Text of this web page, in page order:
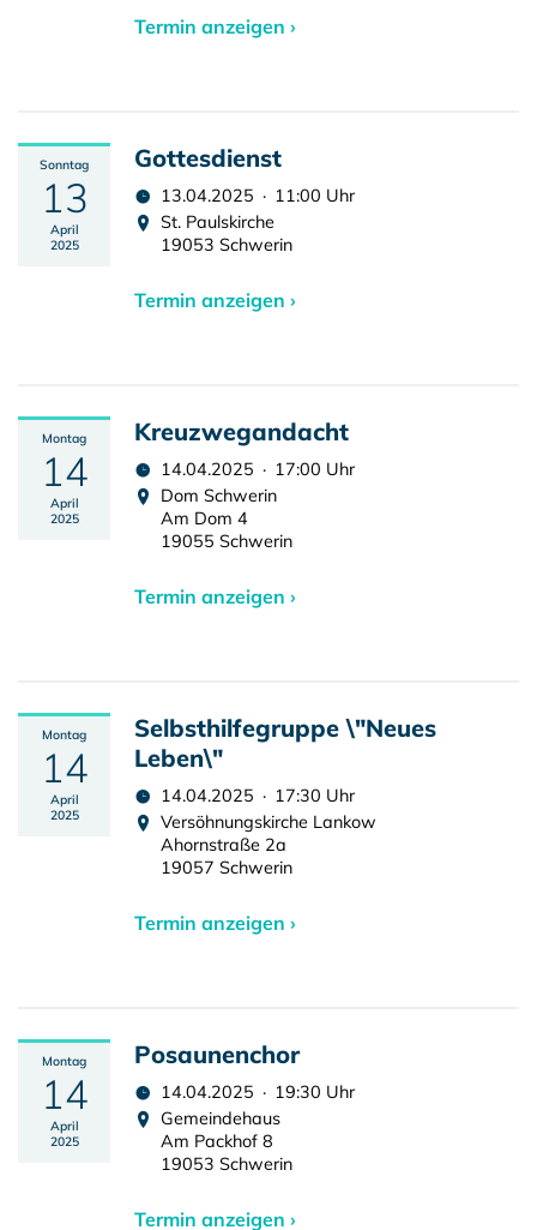
Termin anzeigen ›
Sonntag
13
April
2025
Gottesdienst
13.04.2025 · 11:00 Uhr
St. Paulskirche
19053 Schwerin
Termin anzeigen ›
Montag
14
April
2025
Kreuzwegandacht
14.04.2025 · 17:00 Uhr
Dom Schwerin
Am Dom 4
19055 Schwerin
Termin anzeigen ›
Montag
14
April
2025
Selbsthilfegruppe \"Neues
Leben\"
14.04.2025 · 17:30 Uhr
Versöhnungskirche Lankow
Ahornstraße 2a
19057 Schwerin
Termin anzeigen ›
Montag
14
April
2025
Posaunenchor
14.04.2025 · 19:30 Uhr
Gemeindehaus
Am Packhof 8
19053 Schwerin
Termin anzeigen ›